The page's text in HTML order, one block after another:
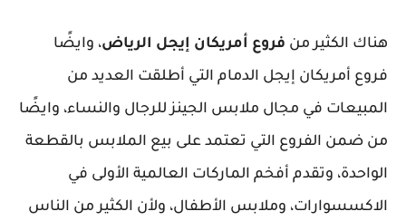
هناك الكثير من فروع أمريكان إيجل الرياض، وايضًا
فروع أمريكان إيجل الدمام التي أطلقت العديد من
المبيعات في مجال ملابس الجينز للرجال والنساء، وايضًا
من ضمن الفروع التي تعتمد على بيع الملابس بالقطعة
الواحدة، وتقدم أفخم الماركات العالمية الأولى في
الاكسسوارات، وملابس الأطفال، ولأن الكثير من الناس